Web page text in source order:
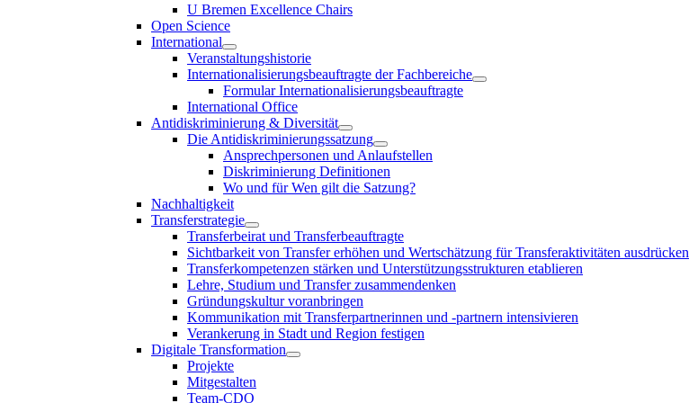
U Bremen Excellence Chairs
Open Science
International
Veranstaltungshistorie
Internationalisierungsbeauftragte der Fachbereiche
Formular Internationalisierungsbeauftragte
International Office
Antidiskriminierung & Diversität
Die Antidiskriminierungssatzung
Ansprechpersonen und Anlaufstellen
Diskriminierung Definitionen
Wo und für Wen gilt die Satzung?
Nachhaltigkeit
Transferstrategie
Transferbeirat und Transferbeauftragte
Sichtbarkeit von Transfer erhöhen und Wertschätzung für Transferaktivitäten ausdrücken
Transferkompetenzen stärken und Unterstützungsstrukturen etablieren
Lehre, Studium und Transfer zusammendenken
Gründungskultur voranbringen
Kommunikation mit Transferpartnerinnen und -partnern intensivieren
Verankerung in Stadt und Region festigen
Digitale Transformation
Projekte
Mitgestalten
Team-CDO